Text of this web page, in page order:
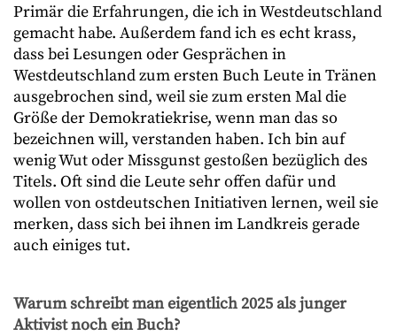
Primär die Erfahrungen, die ich in Westdeutschland
gemacht habe. Außerdem fand ich es echt krass,
dass bei Lesungen oder Gesprächen in
Westdeutschland zum ersten Buch Leute in Tränen
ausgebrochen sind, weil sie zum ersten Mal die
Größe der Demokratiekrise, wenn man das so
bezeichnen will, verstanden haben. Ich bin auf
wenig Wut oder Missgunst gestoßen bezüglich des
Titels. Oft sind die Leute sehr offen dafür und
wollen von ostdeutschen Initiativen lernen, weil sie
merken, dass sich bei ihnen im Landkreis gerade
auch einiges tut.
Warum schreibt man eigentlich 2025 als junger
Aktivist noch ein Buch?